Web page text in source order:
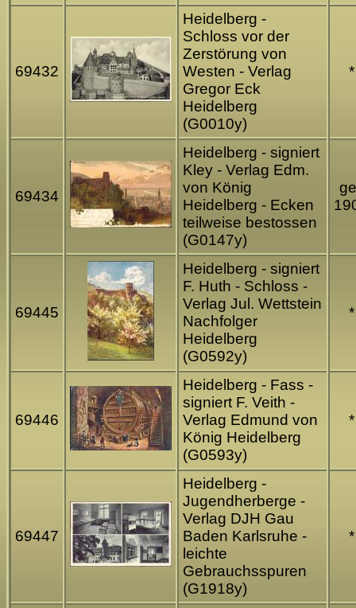
69432
Heidelberg -
Schloss vor der
Zerstörung von
Westen - Verlag
Gregor Eck
Heidelberg
(G0010y)
*
69434
Heidelberg - signiert
Kley - Verlag Edm.
von König
Heidelberg - Ecken
teilweise bestossen
(G0147y)
69445
Heidelberg - signiert
F. Huth - Schloss -
Verlag Jul. Wettstein
Nachfolger
Heidelberg
(G0592y)
*
69446
Heidelberg - Fass -
signiert F. Veith -
Verlag Edmund von
König Heidelberg
(G0593y)
*
69447
Heidelberg -
Jugendherberge -
Verlag DJH Gau
Baden Karlsruhe -
leichte
Gebrauchsspuren
(G1918y)
*